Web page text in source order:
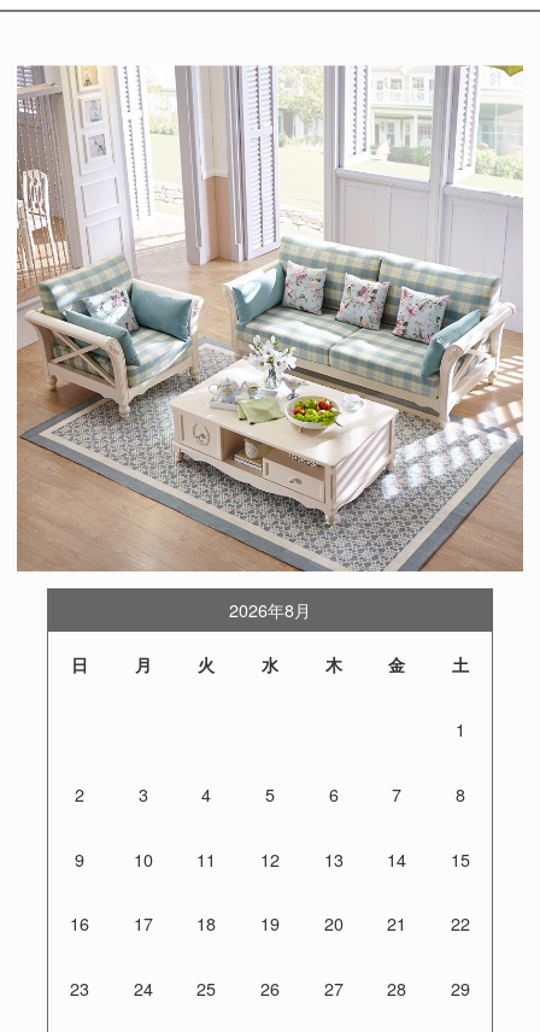
2026年8月
日 月 火 水 木 金 土
1
2 3 4 5 6 7 8
9 10 11 12 13 14 15
16 17 18 19 20 21 22
23 24 25 26 27 28 29